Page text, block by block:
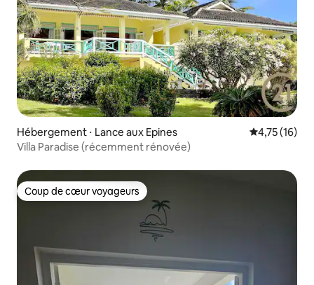
Hébergement ⋅ Lance aux Epines Évaluation
4,75 (16)
Villa Paradise (récemment rénovée)
Coup de cœur voyageurs
Coup de cœur voyageurs